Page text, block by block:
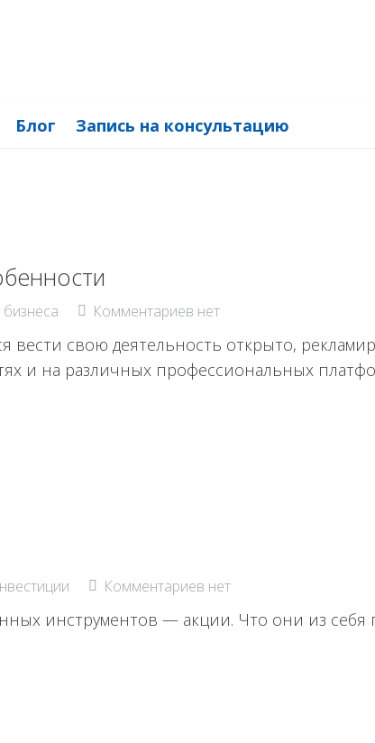
Блог Запись на консультацию
Комментариев нет
вести свою деятельность открыто,
и на различных профессиональных
Комментариев нет
инструментов — акции. Что они из себя